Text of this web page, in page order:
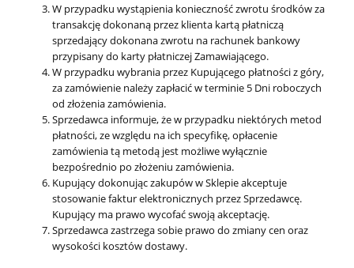
W przypadku wystąpienia konieczność zwrotu środków za
transakcję dokonaną przez klienta kartą płatniczą
sprzedający dokonana zwrotu na rachunek bankowy
przypisany do karty płatniczej Zamawiającego.
W przypadku wybrania przez Kupującego płatności z góry,
za zamówienie należy zapłacić w terminie 5 Dni roboczych
od złożenia zamówienia.
Sprzedawca informuje, że w przypadku niektórych metod
płatności, ze względu na ich specyfikę, opłacenie
zamówienia tą metodą jest możliwe wyłącznie
bezpośrednio po złożeniu zamówienia.
Kupujący dokonując zakupów w Sklepie akceptuje
stosowanie faktur elektronicznych przez Sprzedawcę.
Kupujący ma prawo wycofać swoją akceptację.
Sprzedawca zastrzega sobie prawo do zmiany cen oraz
wysokości kosztów dostawy.